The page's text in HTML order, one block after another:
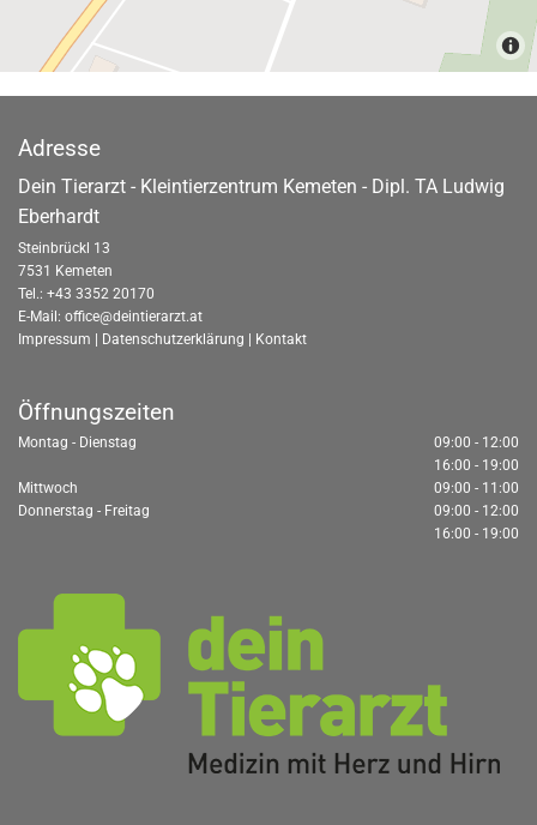
Adresse
Dein Tierarzt - Kleintierzentrum Kemeten - Dipl. TA Ludwig
Eberhardt
Steinbrückl 13
7531 Kemeten
Tel.: +43 3352 20170
E-Mail: office@deintierarzt.at
Impressum | Datenschutzerklärung | Kontakt
Öffnungszeiten
Montag - Dienstag
09:00 - 12:00
16:00 - 19:00
Mittwoch
09:00 - 11:00
Donnerstag - Freitag
09:00 - 12:00
16:00 - 19:00